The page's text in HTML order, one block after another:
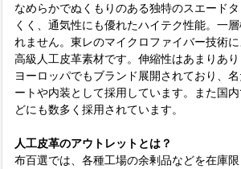
なめらかでぬくもりのある独特のスエード
くく、通気性にも優れたハイテク性能。一
れません。東レのマイクロファイバー技術
高級人工皮革素材です。伸縮性はあまりあり
ヨーロッパでもブランド展開されており、
ートや内装として採用しています。また国
どにも数多く採用されています。
人工皮革のアウトレットとは？
布百選では、各種工場の余剰品などを在庫